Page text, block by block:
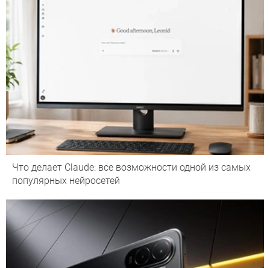
Что делает Сlaude: все возможности одной из самых
популярных нейросетей